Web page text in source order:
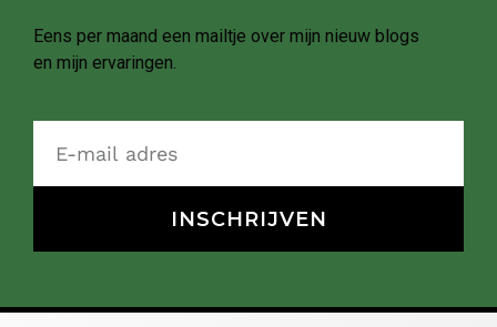
Eens per maand een mailtje over mijn nieuw blogs
en mijn ervaringen.
INSCHRIJVEN